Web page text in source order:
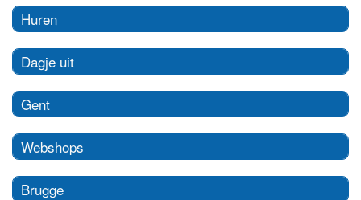
Huren
Dagje uit
Gent
Webshops
Brugge